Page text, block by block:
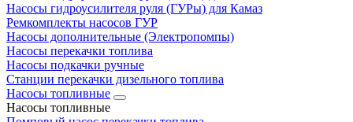
Насосы гидроусилителя руля (ГУРы) для Камаз
Ремкомплекты насосов ГУР
Насосы дополнительные (Электропомпы)
Насосы перекачки топлива
Насосы подкачки ручные
Станции перекачки дизельного топлива
Насосы топливные
Насосы топливные